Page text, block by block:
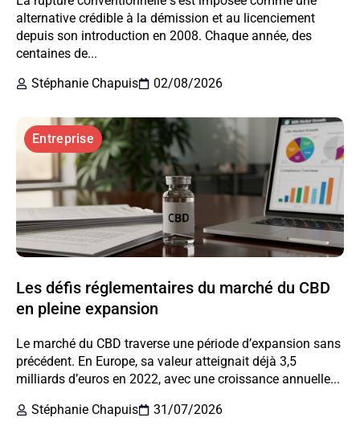
alternative crédible à la démission et au licenciement
depuis son introduction en 2008. Chaque année, des
centaines de...
Stéphanie Chapuis
02/08/2026
Entreprise
Les défis réglementaires du marché du CBD
en pleine expansion
Le marché du CBD traverse une période d’expansion sans
précédent. En Europe, sa valeur atteignait déjà 3,5
milliards d’euros en 2022, avec une croissance annuelle...
Stéphanie Chapuis
31/07/2026